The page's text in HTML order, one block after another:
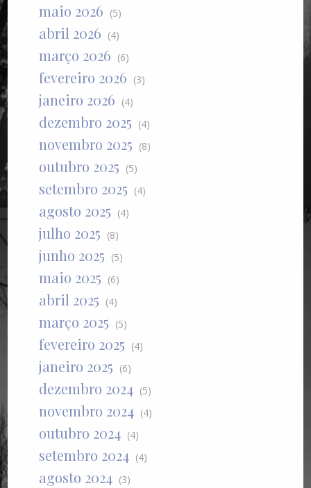
maio 2026 (5)
abril 2026 (4)
março 2026 (6)
fevereiro 2026 (3)
janeiro 2026 (4)
dezembro 2025 (4)
novembro 2025 (8)
outubro 2025 (5)
setembro 2025 (4)
agosto 2025 (4)
julho 2025 (8)
junho 2025 (5)
maio 2025 (6)
abril 2025 (4)
março 2025 (5)
fevereiro 2025 (4)
janeiro 2025 (6)
dezembro 2024 (5)
novembro 2024 (4)
outubro 2024 (4)
setembro 2024 (4)
agosto 2024 (3)